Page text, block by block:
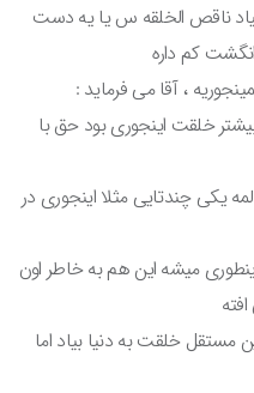
ناقص الخلقه س یا یه دست
کم داره
، آقا می فرماید :
خلقت اینجوری بود حق با
یکی چندتایی مثلا اینجوری در
میشه این هم به خاطر اون
مستقل خلقت به دنیا بیاد اما